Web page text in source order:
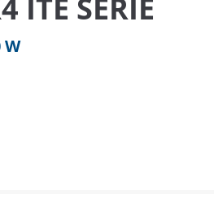
ITE SERIE